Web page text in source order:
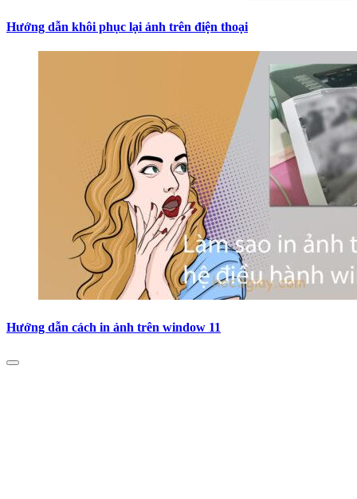
Hướng dẫn khôi phục lại ảnh trên điện thoại
Hướng dẫn cách in ảnh trên window 11